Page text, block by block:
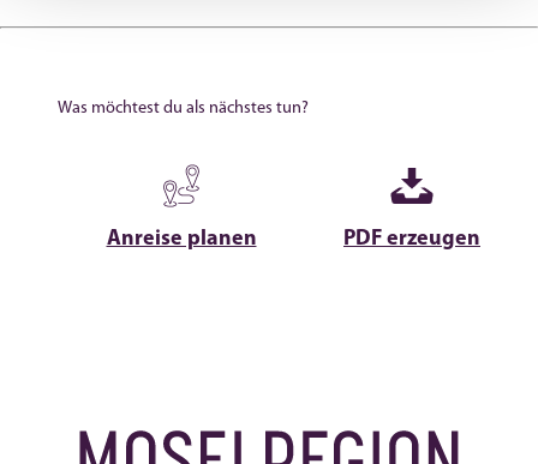
Was möchtest du als nächstes tun?
Anreise planen PDF erzeugen